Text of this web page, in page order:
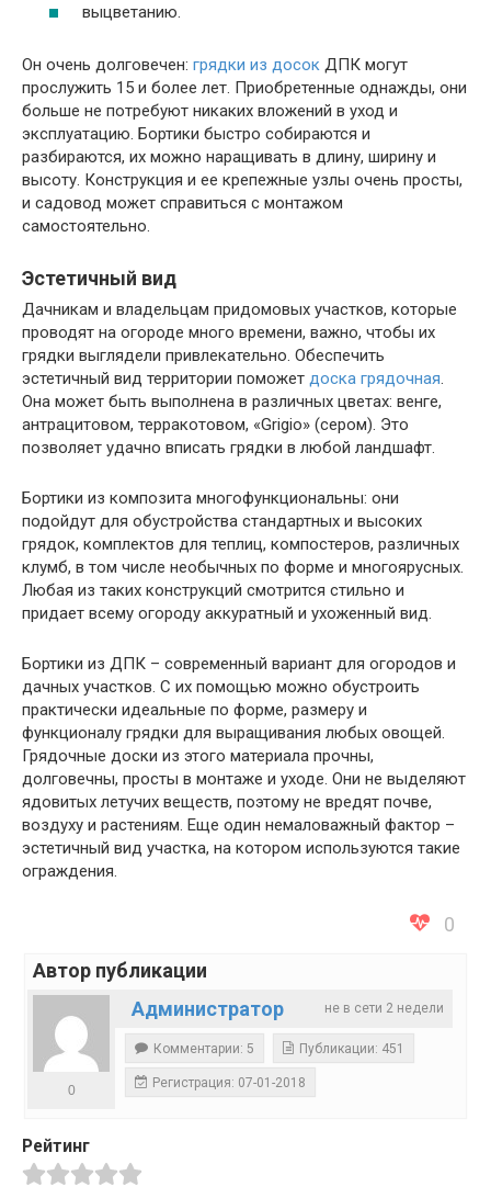
выцветанию.
Он очень долговечен: грядки из досок ДПК могут
прослужить 15 и более лет. Приобретенные однажды, они
больше не потребуют никаких вложений в уход и
эксплуатацию. Бортики быстро собираются и
разбираются, их можно наращивать в длину, ширину и
высоту. Конструкция и ее крепежные узлы очень просты,
и садовод может справиться с монтажом
самостоятельно.
Эстетичный вид
Дачникам и владельцам придомовых участков, которые
проводят на огороде много времени, важно, чтобы их
грядки выглядели привлекательно. Обеспечить
эстетичный вид территории поможет доска грядочная
Она может быть выполнена в различных цветах: венге,
антрацитовом, терракотовом, «Grigio» (сером). Это
позволяет удачно вписать грядки в любой ландшафт.
Бортики из композита многофункциональны: они
подойдут для обустройства стандартных и высоких
грядок, комплектов для теплиц, компостеров, различных
клумб, в том числе необычных по форме и многоярусных.
Любая из таких конструкций смотрится стильно и
придает всему огороду аккуратный и ухоженный вид.
Бортики из ДПК – современный вариант для огородов и
дачных участков. С их помощью можно обустроить
практически идеальные по форме, размеру и
функционалу грядки для выращивания любых овощей.
Грядочные доски из этого материала прочны,
долговечны, просты в монтаже и уходе. Они не выделяют
ядовитых летучих веществ, поэтому не вредят почве,
воздуху и растениям. Еще один немаловажный фактор –
эстетичный вид участка, на котором используются такие
ограждения.
0
Автор публикации
не в сети 2 недели
Администратор
0
Комментарии: 5 Публикации: 451
Регистрация: 07-01-2018
Рейтинг